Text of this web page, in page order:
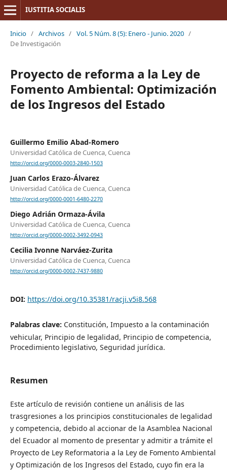
IUSTITIA SOCIALIS
Inicio / Archivos / Vol. 5 Núm. 8 (5): Enero - Junio. 2020 /
De Investigación
Proyecto de reforma a la Ley de
Fomento Ambiental: Optimización
de los Ingresos del Estado
Guillermo Emilio Abad-Romero
Universidad Católica de Cuenca, Cuenca
http://orcid.org/0000-0003-2840-1503
Juan Carlos Erazo-Álvarez
Universidad Católica de Cuenca, Cuenca
http://orcid.org/0000-0001-6480-2270
Diego Adrián Ormaza-Ávila
Universidad Católica de Cuenca, Cuenca
http://orcid.org/0000-0002-3492-0943
Cecilia Ivonne Narváez-Zurita
Universidad Católica de Cuenca, Cuenca
http://orcid.org/0000-0002-7437-9880
DOI: https://doi.org/10.35381/racji.v5i8.568
Palabras clave: Constitución, Impuesto a la contaminación
vehicular, Principio de legalidad, Principio de competencia,
Procedimiento legislativo, Seguridad jurídica.
Resumen
Este artículo de revisión contiene un análisis de las
trasgresiones a los principios constitucionales de legalidad
y competencia, debido al accionar de la Asamblea Nacional
del Ecuador al momento de presentar y admitir a trámite el
Proyecto de Ley Reformatoria a la Ley de Fomento Ambiental
y Optimización de los Ingresos del Estado, cuyo fin era la